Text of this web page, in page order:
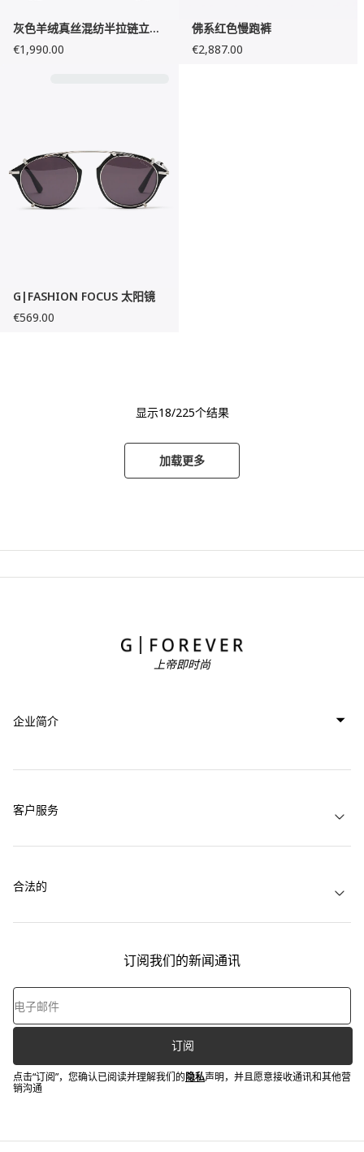
灰色羊绒真丝混纺半拉链立领衫
€1,990.00
佛系红色慢跑裤
€2,887.00
G|FASHION FOCUS 太阳镜
€569.00
显示18/225个结果
加载更多
上帝即时尚
企业简介
客户服务
合法的
订阅我们的新闻通讯
订阅
点击“订阅”，您确认已阅读并理解我们的隐私声明，并且愿意接收通讯和其他营
销沟通